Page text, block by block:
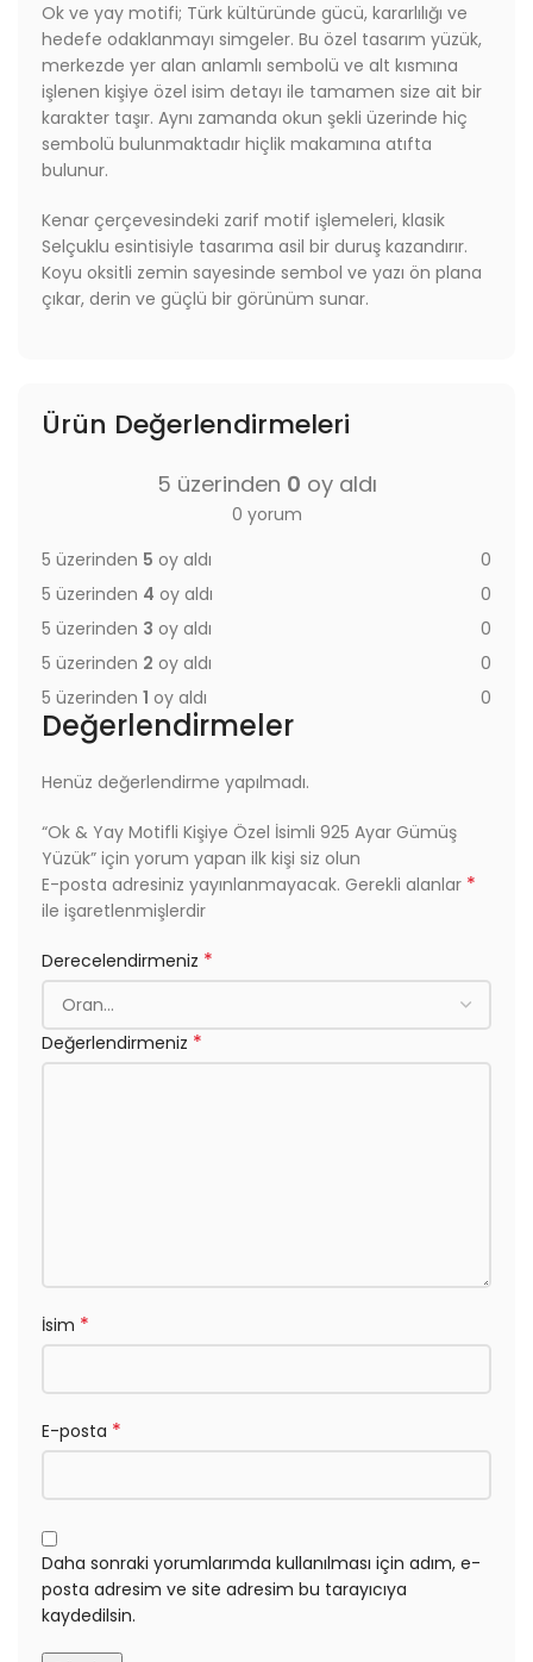
Ok ve yay motifi; Türk kültüründe gücü, kararlılığı ve
hedefe odaklanmayı simgeler. Bu özel tasarım yüzük,
merkezde yer alan anlamlı sembolü ve alt kısmına
işlenen kişiye özel isim detayı ile tamamen size ait bir
karakter taşır. Aynı zamanda okun şekli üzerinde hiç
sembolü bulunmaktadır hiçlik makamına atıfta
bulunur.
Kenar çerçevesindeki zarif motif işlemeleri, klasik
Selçuklu esintisiyle tasarıma asil bir duruş kazandırır.
Koyu oksitli zemin sayesinde sembol ve yazı ön plana
çıkar, derin ve güçlü bir görünüm sunar.
Ürün Değerlendirmeleri
5 üzerinden 0 oy aldı
0 yorum
5 üzerinden 5 oy aldı
0
5 üzerinden 4 oy aldı
0
5 üzerinden 3 oy aldı
0
5 üzerinden 2 oy aldı
0
5 üzerinden 1 oy aldı 0
Değerlendirmeler
Henüz değerlendirme yapılmadı.
“Ok & Yay Motifli Kişiye Özel İsimli 925 Ayar Gümüş
Yüzük” için yorum yapan ilk kişi siz olun
E-posta adresiniz yayınlanmayacak. Gerekli alanlar *
ile işaretlenmişlerdir
Derecelendirmeniz *
Değerlendirmeniz *
İsim *
E-posta *
Daha sonraki yorumlarımda kullanılması için adım, e-
posta adresim ve site adresim bu tarayıcıya
kaydedilsin.